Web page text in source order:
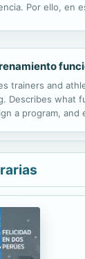
Por ello, en
trainers and
Describes what
a program, and